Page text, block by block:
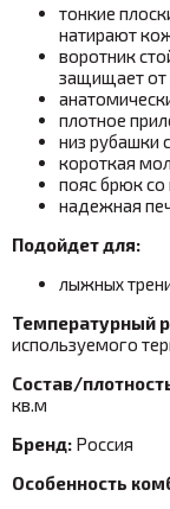
тонкие
натирают
воротник
защищает от
плотное
низ рубашки
короткая
пояс брюк
надежная
Подойдет для:
лыжных
Температурный
используемого
Состав/
кв.м
Бренд: Россия
Особенность